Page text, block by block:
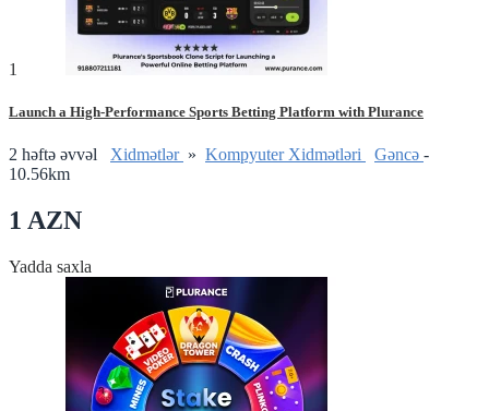
1
Launch a High-Performance Sports Betting Platform with Plurance
2 həftə əvvəl Xidmətlər » Kompyuter Xidmətləri Gǝncǝ -
10.56km
1 AZN
Yadda saxla